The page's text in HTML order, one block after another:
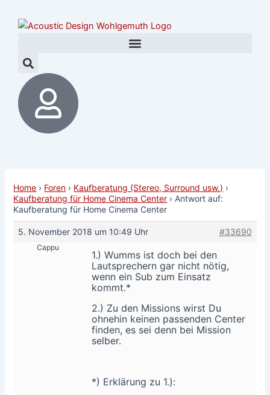
Inhalt
Home › Foren › Kaufberatung (Stereo, Surround usw.) ›
Kaufberatung für Home Cinema Center › Antwort auf:
Kaufberatung für Home Cinema Center
5. November 2018 um 10:49 Uhr #33690
Cappu
1.) Wumms ist doch bei den
Lautsprechern gar nicht nötig,
wenn ein Sub zum Einsatz
kommt.*
2.) Zu den Missions wirst Du
ohnehin keinen passenden Center
finden, es sei denn bei Mission
selber.
*) Erklärung zu 1.):
navigation